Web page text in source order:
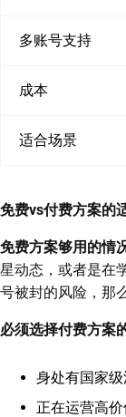
多账号支持
成本
适合场景
免费vs付费方案的
免费方案够用的情
星动态，或者是在
号被封的风险，那
必须选择付费方案
身处有国家级
正在运营高价